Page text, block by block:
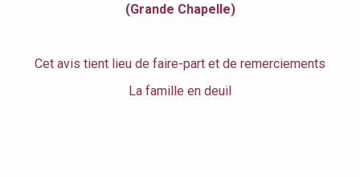
(Grande Chapelle)
Cet avis tient lieu de faire-part et de remerciements
La famille en deuil